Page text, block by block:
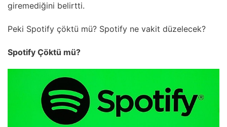
giremediğini belirtti.
Peki Spotify çöktü mü? Spotify ne vakit düzelecek?
Spotify Çöktü mü?